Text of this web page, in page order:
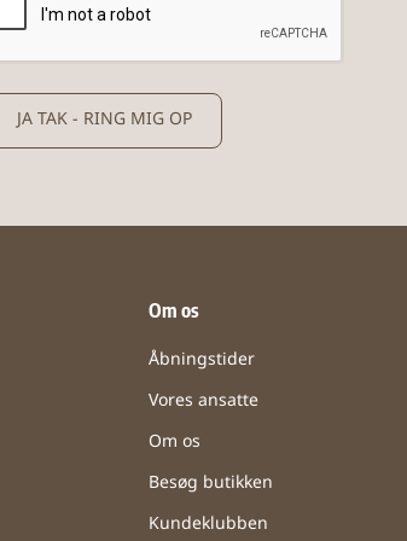
JA TAK - RING MIG OP
Om os
Åbningstider
Vores ansatte
Om os
Besøg butikken
Kundeklubben